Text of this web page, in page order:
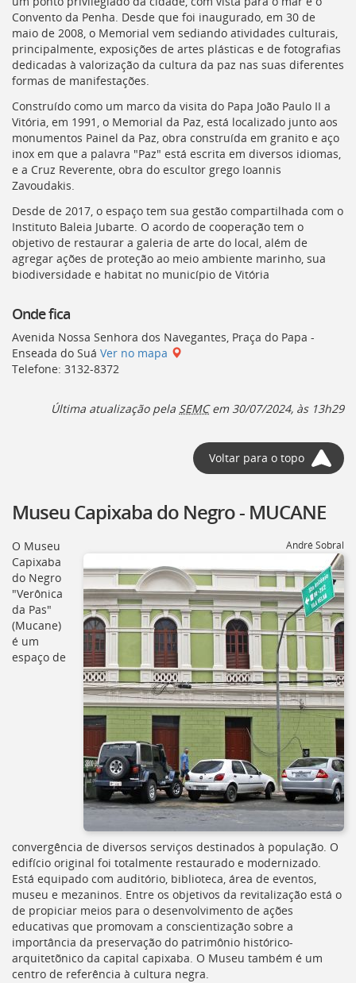
Convento da Penha. Desde que foi inaugurado, em 30 de
maio de 2008, o Memorial vem sediando atividades culturais,
principalmente, exposições de artes plásticas e de fotografias
dedicadas à valorização da cultura da paz nas suas diferentes
formas de manifestações.
Construído como um marco da visita do Papa João Paulo II a
Vitória, em 1991, o Memorial da Paz, está localizado junto aos
monumentos Painel da Paz, obra construída em granito e aço
inox em que a palavra "Paz" está escrita em diversos idiomas,
e a Cruz Reverente, obra do escultor grego Ioannis
Zavoudakis.
Desde de 2017, o espaço tem sua gestão compartilhada com o
Instituto Baleia Jubarte. O acordo de cooperação tem o
objetivo de restaurar a galeria de arte do local, além de
agregar ações de proteção ao meio ambiente marinho, sua
biodiversidade e habitat no município de Vitória
Onde fica
Avenida Nossa Senhora dos Navegantes, Praça do Papa -
Enseada do Suá Ver no mapa
Telefone: 3132-8372
Última atualização pela SEMCem 30/07/2024, às 13h29
Voltar para o topo
Museu Capixaba do Negro - MUCANE
André Sobral
O Museu
Capixaba
do Negro
"Verônica
da Pas"
(Mucane)
é um
espaço de
convergência de diversos serviços destinados à população. O
edifício original foi totalmente restaurado e modernizado.
Está equipado com auditório, biblioteca, área de eventos,
museu e mezaninos. Entre os objetivos da revitalização está o
de propiciar meios para o desenvolvimento de ações
educativas que promovam a conscientização sobre a
importância da preservação do patrimônio histórico-
arquitetõnico da capital capixaba. O Museu também é um
centro de referência à cultura negra.